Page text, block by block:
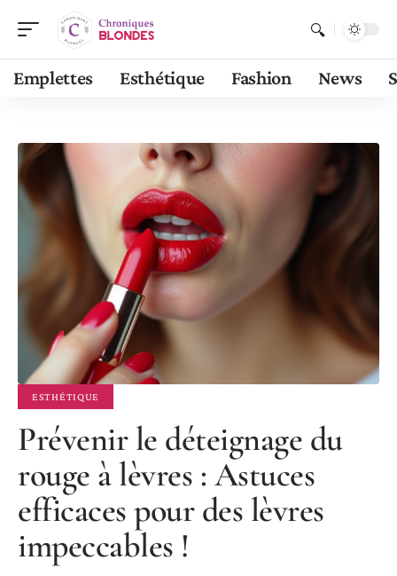
Emplettes Esthétique Fashion News
ESTHÉTIQUE
Prévenir le déteignage du
rouge à lèvres : Astuces
efficaces pour des lèvres
impeccables !